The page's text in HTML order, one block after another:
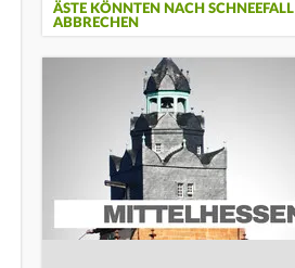
ÄSTE KÖNNTEN NACH SCHNEEFALL
ABBRECHEN